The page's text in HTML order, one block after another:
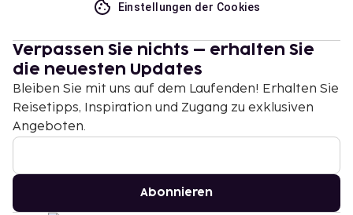
Einstellungen der Cookies
Verpassen Sie nichts – erhalten Sie
die neuesten Updates
Bleiben Sie mit uns auf dem Laufenden! Erhalten Sie
Reisetipps, Inspiration und Zugang zu exklusiven
Angeboten.
Abonnieren